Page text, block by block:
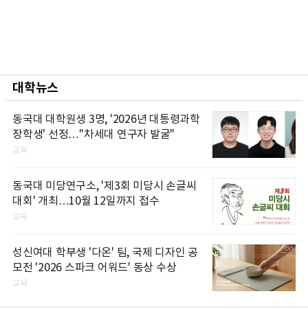
대학뉴스
동국대 대학원생 3명, '2026년 대통령과학
장학생' 선정…"차세대 연구자 발굴"
교육
동국대 미당연구소, '제3회 미당시 손글씨
대회' 개최…10월 12일까지 접수
교육
성신여대 학부생 '다온' 팀, 국제 디자인 공
모전 '2026 스파크 어워드' 동상 수상
교육